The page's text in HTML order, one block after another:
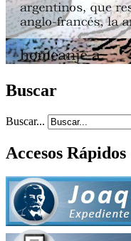
Buscar
Buscar...
Accesos Rápidos